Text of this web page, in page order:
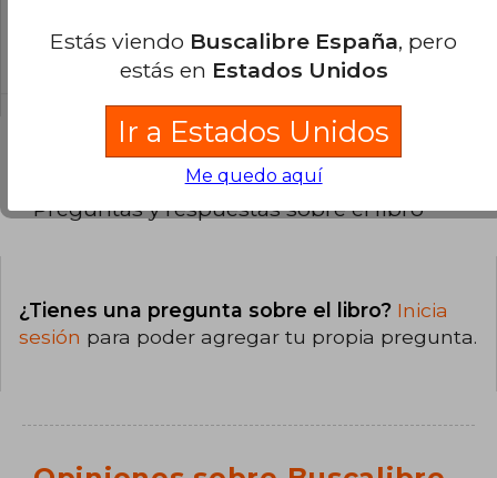
La encuadernación de esta edición es Tapa
Preguntas y respuestas sobre el libro
¿Tienes una pregunta sobre el libro? Inicia
sesión para poder agregar tu propia pregunta.
Estás viendo Buscalibre España, pero
estás en Estados Unidos
Ir a Estados Unidos
Me quedo aquí